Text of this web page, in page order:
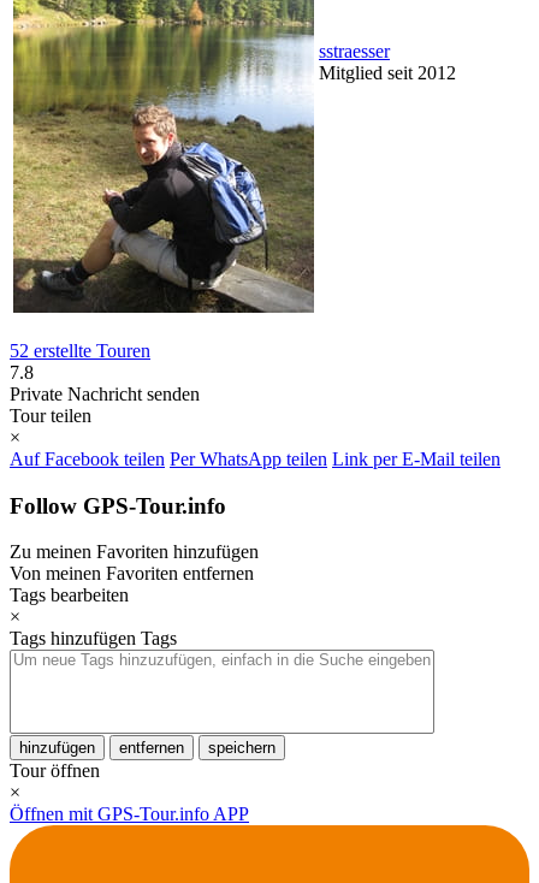
sstraesser
Mitglied seit 2012
52 erstellte Touren
7.8
Private Nachricht senden
Tour teilen
×
Auf Facebook teilen Per WhatsApp teilen Link per E-Mail teilen
Follow GPS-Tour.info
Zu meinen Favoriten hinzufügen
Von meinen Favoriten entfernen
Tags bearbeiten
×
Tags hinzufügen Tags
hinzufügen entfernen speichern
Tour öffnen
×
Öffnen mit GPS-Tour.info APP